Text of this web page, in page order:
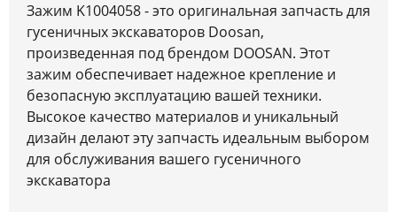
Зажим K1004058 - это оригинальная запчасть для
гусеничных экскаваторов Doosan,
произведенная под брендом DOOSAN. Этот
зажим обеспечивает надежное крепление и
безопасную эксплуатацию вашей техники.
Высокое качество материалов и уникальный
дизайн делают эту запчасть идеальным выбором
для обслуживания вашего гусеничного
экскаватора